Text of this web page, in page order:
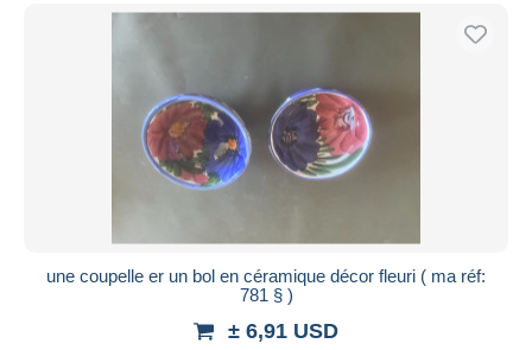
une coupelle er un bol en céramique décor fleuri ( ma réf:
781 § )
± 6,91 USD